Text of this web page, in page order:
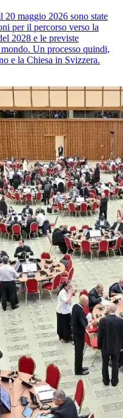
20 maggio 2026 sono state
per il percorso verso la
2028 e le previste
Un processo quindi,
e la Chiesa in Svizzera.